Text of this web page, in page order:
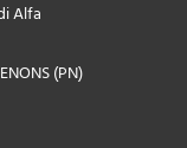
Alfa
(PN)